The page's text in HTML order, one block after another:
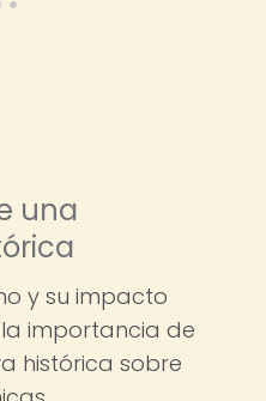
una
y su impacto
importancia de
histórica sobre